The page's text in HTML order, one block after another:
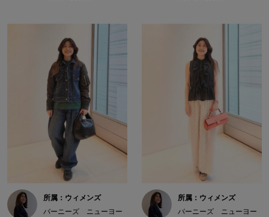
所属：ウィメンズ
バーニーズ ニューヨー
所属：ウィメンズ
バーニーズ ニューヨー